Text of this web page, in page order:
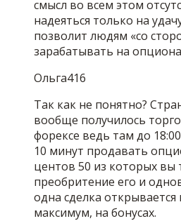
смысл во всем этом
надеяться только на
позволит людям «со
зарабатывать на
Ольга416
Так как не понятно?
вообще получилось
форексе ведь там до
10 минут продавать
центов 50 из которых вы
преобритение его и
одна сделка открывается
максимум, на бонусах.